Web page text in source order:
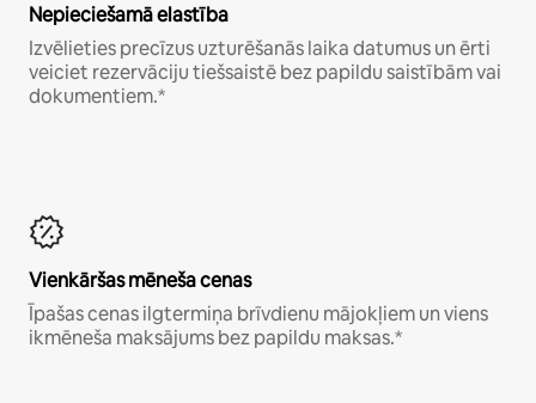
Nepieciešamā elastība
Izvēlieties precīzus uzturēšanās laika datumus un ērti
veiciet rezervāciju tiešsaistē bez papildu saistībām vai
dokumentiem.*
Vienkāršas mēneša cenas
Īpašas cenas ilgtermiņa brīvdienu mājokļiem un viens
ikmēneša maksājums bez papildu maksas.*